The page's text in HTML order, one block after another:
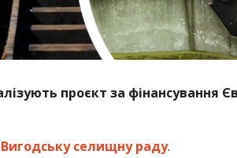
проєкт за фінансування
Вигодську селищну раду.